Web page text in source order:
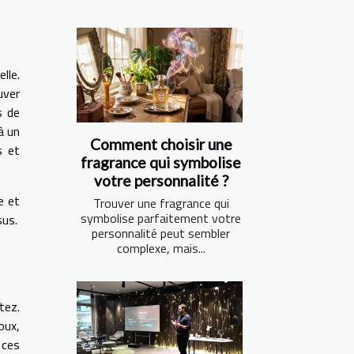
de
un
et
et
Comment choisir une
fragrance qui symbolise
votre personnalité ?
Trouver une fragrance qui
symbolise parfaitement votre
personnalité peut sembler
complexe, mais...